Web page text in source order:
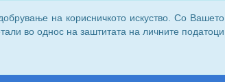
на корисничкото искуство. Со Вашето
во однос на заштитата на личните податоци